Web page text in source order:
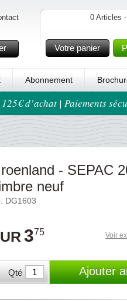
0 Articles
Votre panier
Abonnement
d’achat | Paiements
- SEPAC
neuf
DG1603
375 Voir
Qté Ajouter